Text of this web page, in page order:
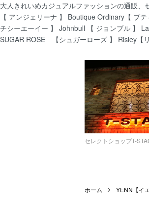
大人きれいめカジュアルファッションの通販
【 アンジェリーナ 】 Boutique Ordinary【 ブ
チシーエーイー 】 Johnbull 【 ジョンブル 】
SUGAR ROSE 【シュガーローズ 】 Risley【
セレクトショップT-
ホーム YENN【イ